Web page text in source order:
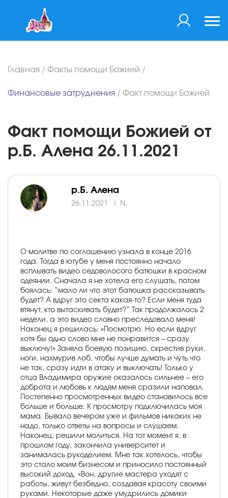
Главная / Факты помощи Божией /
Финансовые затруднения / Факт помощи Божией
Факт помощи Божией от
р.Б. Алена 26.11.2021
р.Б. Алена
26.11.2021 г. N.
О молитве по соглашению узнала в конце 2016
года. Тогда в ютубе у меня постоянно начало
всплывать видео седоволосого батюшки в красном
одеянии. Сначала я не хотела его слушать, потом
боялась: “мало ли что этот батюшка рассказывать
будет? А вдруг это секта какая-то? Если меня туда
втянут, кто вытаскивать будет?” Так продолжалось 2
недели, а это видео словно преследовало меня!
Наконец я решилась: «Посмотрю. Но если вдруг
хотя бы одно слово мне не понравится – сразу
выключу!» Заняла боевую позицию, скрестив руки,
ноги, нахмурив лоб, чтобы лучше думать и чуть что
не так, сразу идти в атаку и выключать! Только у
отца Владимира оружие оказалось сильнее – его
доброта и любовь к людям меня сразили наповал.
Постепенно просмотренных видео становилось все
больше и больше. К просмотру подключилась моя
мама. Бывало вечером уже и фильмов никаких не
надо, только ответы на вопросы и слушаем.
Наконец, решили молиться. На тот момент я, в
прошлом году, закончила университет и
занималась рукоделием. Мне так хотелось, чтобы
это стало моим бизнесом и приносило постоянный
высокий доход. «Вон, другие мастера уходят с
работы, живут безбедно, создавая красоту своими
руками. Некоторые даже умудрились домики